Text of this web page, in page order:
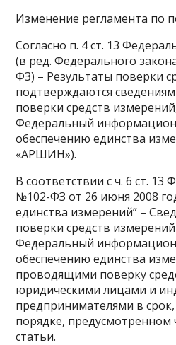
Изменение регламента по
Согласно п. 4 ст. 13
(в ред. Федерального
ФЗ) – Результаты поверки
подтверждаются
поверки средств
Федеральный
обеспечению единства
«АРШИН»).
В соответствии с ч. 6 ст. 13
№102-ФЗ от 26 июня 2008
единства измерений” –
поверки средств
Федеральный
обеспечению единства
проводящими поверку
юридическими лицами и
предпринимателями в
порядке, предусмотренном
статьи.